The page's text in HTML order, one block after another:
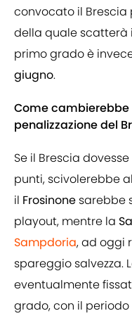
convocato il Brescia
della quale scatterà
primo grado è
giugno.
Come
penalizzazione del
Se il Brescia
punti, scivolerebbe
il Frosinone sarebbe
playout, mentre la
Sampdoria, ad oggi
spareggio salvezza.
eventualmente
grado, con il